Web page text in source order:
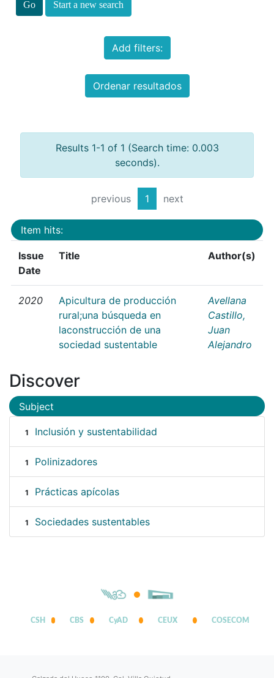
Start a new search
Add filters:
Ordenar resultados
Results 1-1 of 1 (Search time: 0.003
seconds).
previous 1 next
Item hits:
Issue
Date
Title Author(s)
2020
Apicultura de producción
rural;una búsqueda en
laconstrucción de una
sociedad sustentable
Avellana
Castillo,
Juan
Alejandro
Discover
Subject
1 Inclusión y sustentabilidad
1 Polinizadores
1 Prácticas apícolas
1 Sociedades sustentables
CSH CBS CyAD CEUX COSECOM